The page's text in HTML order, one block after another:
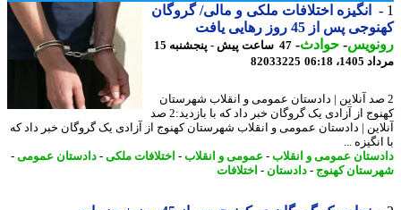
انگیزه اختلافات ملکی و مالی/ گروگان
پس از 45 روز رهایی یافت
-حوادث -
47 ساعت پیش - پنجشنبه 15
06:18
82033225
آنلاین | دادستان عمومی و انقلاب شهرستان
کهنوج از آزادی یک گروگان خبر داد که با بازدید:2 صد
| دادستان عمومی و انقلاب شهرستان کهنوج از آزادی یک گروگان خبر داد که
...
عمومی و انقلاب-عمومی و انقلاب-اختلافات ملکی-دادستان عمومی-
کهنوج-دادستان-اختلافات